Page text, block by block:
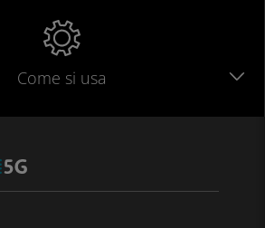
Come si usa